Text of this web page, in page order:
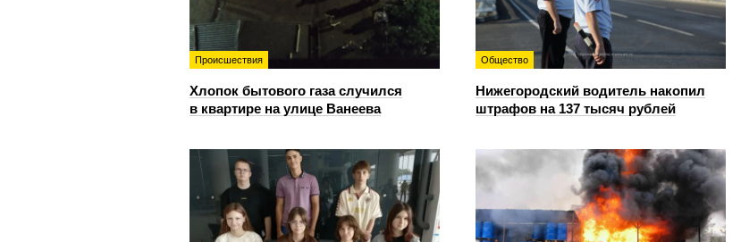
Происшествия
Хлопок бытового газа случился
в квартире на улице Ванеева
Общество
Нижегородский водитель накопил
штрафов на 137 тысяч рублей